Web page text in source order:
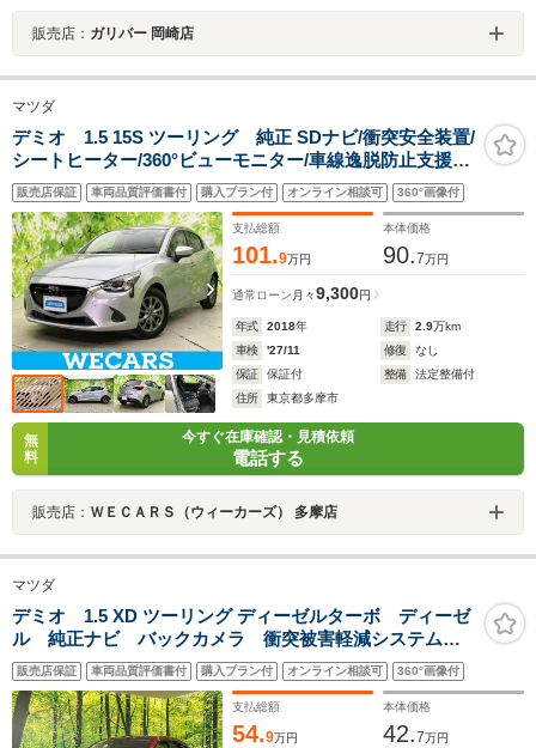
販売店： ガリバー 岡崎店
マツダ
デミオ 1.5 15S ツーリング 純正 SDナビ/衝突安全装置/
シートヒーター/360°ビューモニター/車線逸脱防止支援シ
ステム/ドライブレコーダー 社外/ヘッドランプ LED/USB
ジャック/Bluetooth接続
販売店保証 車両品質評価書付 購入プラン付 オンライン相談可 360°画像付
支払総額
101.9万円
本体価格
90.7万円
通常ローン 月々9,300円
年式 2018年 走行 2.9万km
車検
'27/11 修復
なし
保証
保証付 整備
法定整備付
住所
東京都多摩市
無
料
今すぐ在庫確認・見積依頼
電話する
販売店： ＷＥＣＡＲＳ（ウィーカーズ） 多摩店
マツダ
デミオ 1.5 XD ツーリング ディーゼルターボ ディーゼ
ル 純正ナビ バックカメラ 衝突被害軽減システム
禁煙車 コーナーセンサー スマートキー シートヒー
ター LEDヘッド ETC クルコン 車線逸脱警報 誤
発進抑制機能 オートライト フルセグ
販売店保証 車両品質評価書付 購入プラン付 オンライン相談可 360°画像付
支払総額
54.9万円
本体価格
42.7万円